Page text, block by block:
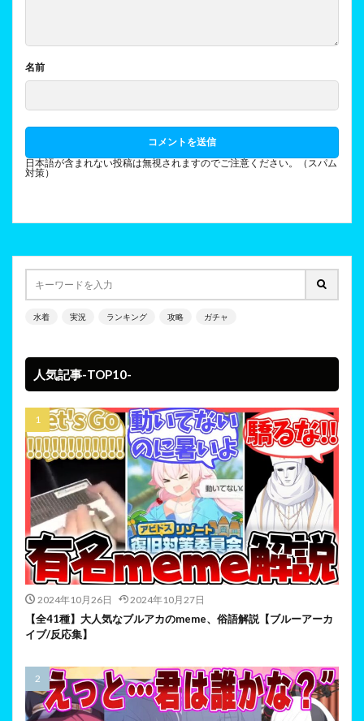
名前
日本語が含まれない投稿は無視されますのでご注意ください。（スパム
対策）
水着 実況 ランキング 攻略 ガチャ
人気記事-TOP10-
2024年10月26日 2024年10月27日
【全41種】大人気なブルアカのmeme、俗語解説【ブルーアーカ
イブ/反応集】